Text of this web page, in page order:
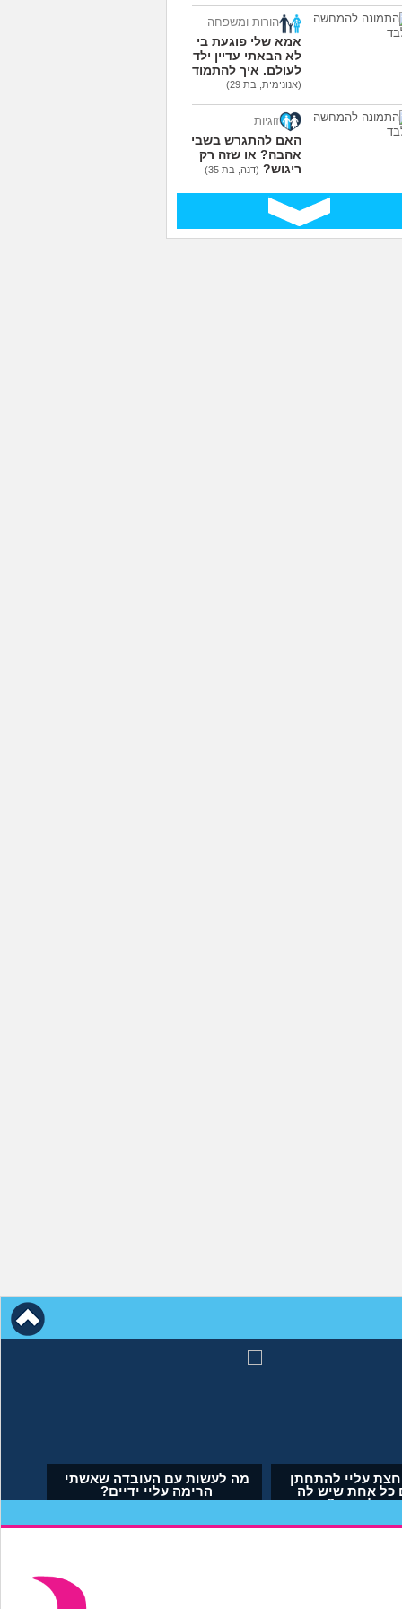
הורות ומשפחה
אמא שלי פוגעת בי כי
לא הבאתי עדיין ילדים
לעולם. איך להתמודד?
(אנונימית, בת 29)
זוגיות
האם להתגרש בשביל
אהבה? או שזה רק
ריגוש? (דנה, בת 35)
לא הבאתי
איך
אמא שלי לוחצת עליי להתחתן
בשידוך עם כל אחת שיש לה
דופק, מה לעשות?